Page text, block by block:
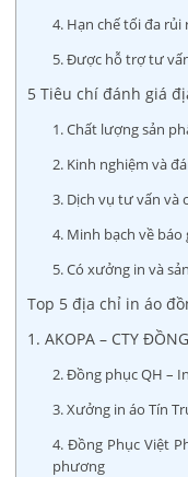
4. Hạn chế tối đa
5. Được hỗ trợ tư
5 Tiêu chí đánh giá
1. Chất lượng sản
2. Kinh nghiệm và
3. Dịch vụ tư vấn và
4. Minh bạch về
5. Có xưởng in và
Top 5 địa chỉ in áo
1. AKOPA – CTY
2. Đồng phục QH –
3. Xưởng in áo Tín
4. Đồng Phục Việt
phương